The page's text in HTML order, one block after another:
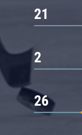
21
2
26